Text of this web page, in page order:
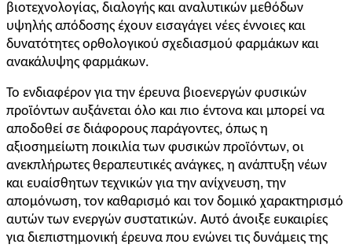
βιοτεχνολογίας, διαλογής και αναλυτικών μεθόδων
υψηλής απόδοσης έχουν εισαγάγει νέες έννοιες και
δυνατότητες ορθολογικού σχεδιασμού φαρμάκων και
ανακάλυψης φαρμάκων.
Το ενδιαφέρον για την έρευνα βιοενεργών φυσικών
προϊόντων αυξάνεται όλο και πιο έντονα και μπορεί να
αποδοθεί σε διάφορους παράγοντες, όπως η
αξιοσημείωτη ποικιλία των φυσικών προϊόντων, οι
ανεκπλήρωτες θεραπευτικές ανάγκες, η ανάπτυξη νέων
και ευαίσθητων τεχνικών για την ανίχνευση, την
απομόνωση, τον καθαρισμό και τον δομικό χαρακτηρισμό
αυτών των ενεργών συστατικών. Αυτό άνοιξε ευκαιρίες
για διεπιστημονική έρευνα που ενώνει τις δυνάμεις της